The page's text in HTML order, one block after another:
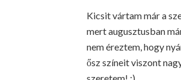
Kicsit vártam már a
mert augusztusban
nem éreztem, hogy
ősz színeit viszont